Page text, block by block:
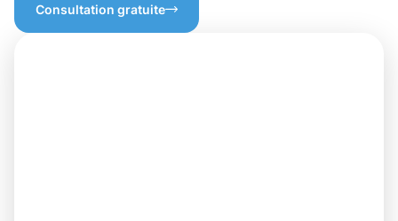
Consultation gratuite